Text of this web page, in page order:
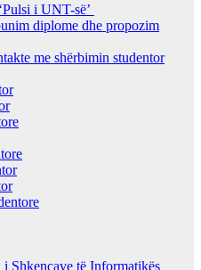
i UNT-së’
diplome dhe propozim
me shërbimin studentor
i Shkencave të Informatikës